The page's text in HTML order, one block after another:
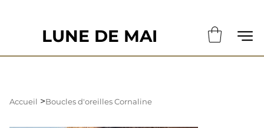
LUNE DE MAI
Accueil >Boucles d'oreilles Cornaline